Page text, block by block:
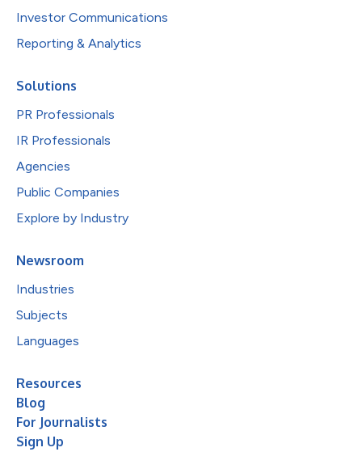
Investor Communications
Reporting & Analytics
Solutions
PR Professionals
IR Professionals
Agencies
Public Companies
Explore by Industry
Newsroom
Industries
Subjects
Languages
Resources
Blog
For Journalists
Sign Up